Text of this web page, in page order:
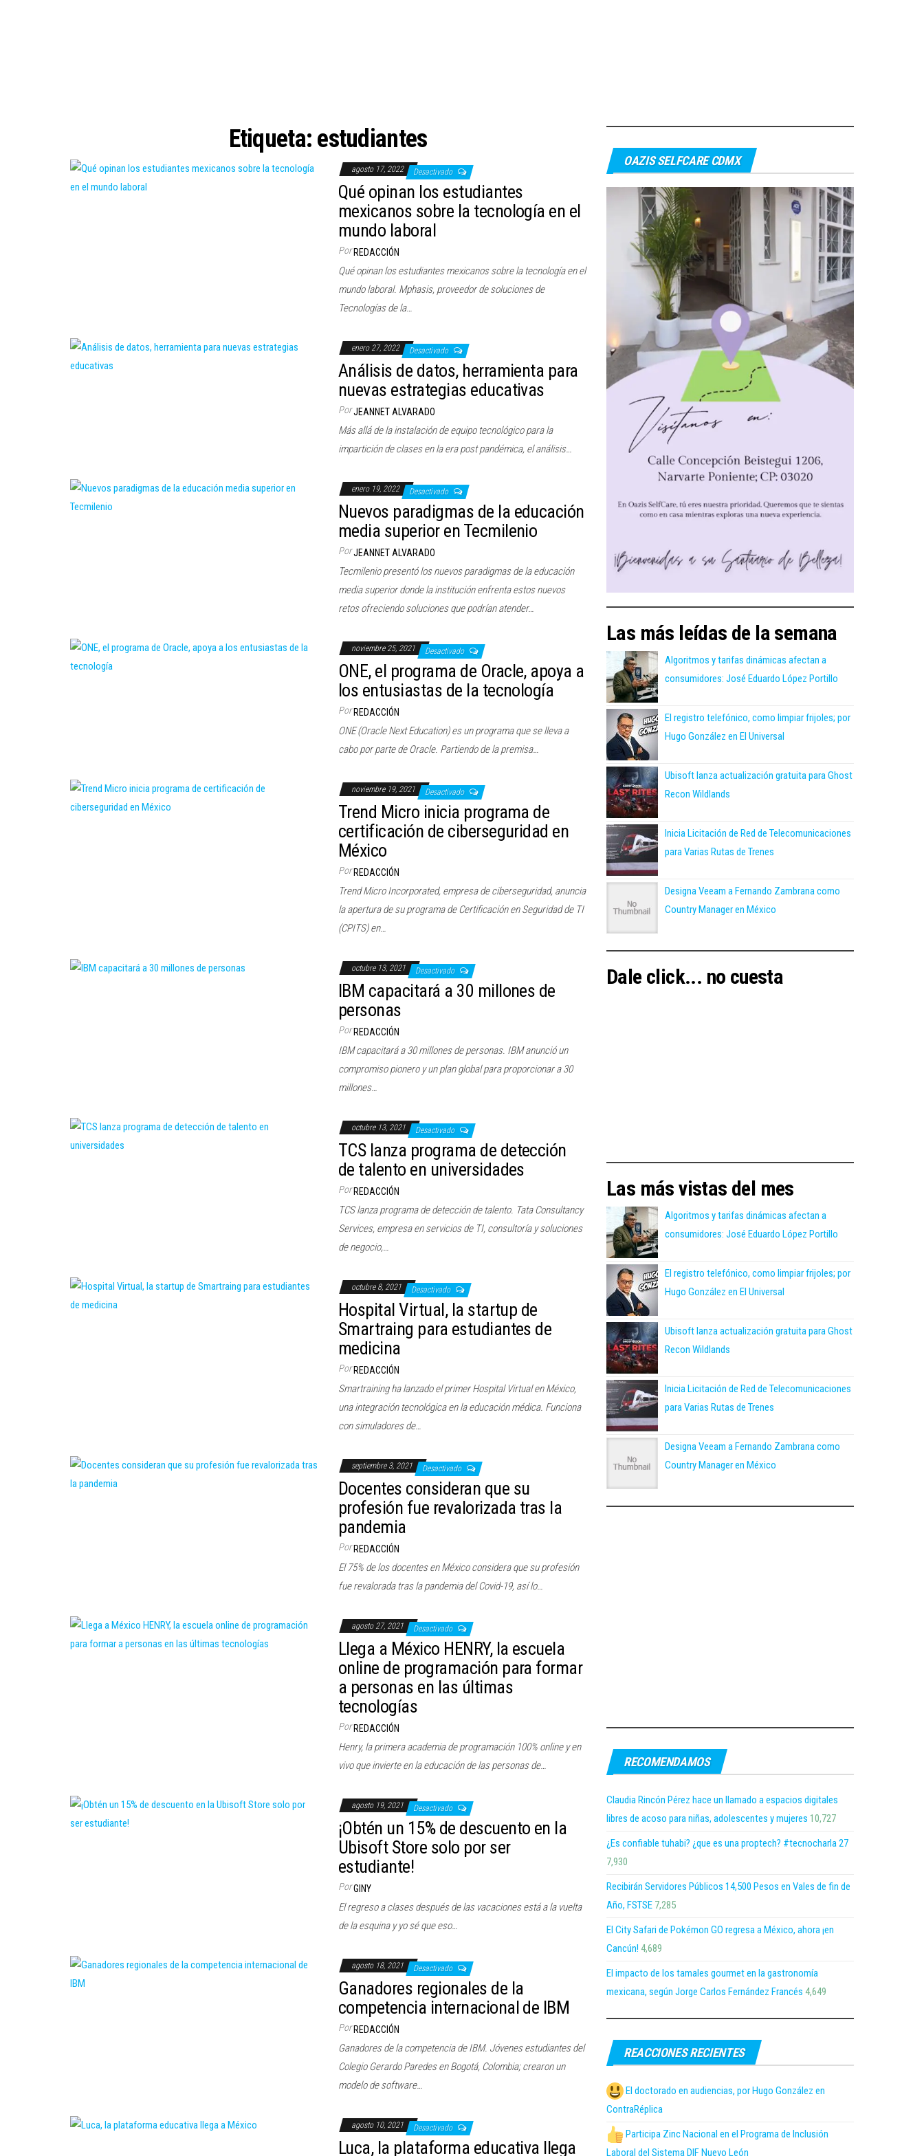
Etiqueta: estudiantes
agosto 17, 2022 Desactivado
Qué opinan los estudiantes
mexicanos sobre la tecnología en el
mundo laboral
Por REDACCIÓN
Qué opinan los estudiantes mexicanos sobre la tecnología en el
mundo laboral. Mphasis, proveedor de soluciones de
Tecnologías de la…
enero 27, 2022 Desactivado
Análisis de datos, herramienta para
nuevas estrategias educativas
PorJEANNET ALVARADO
Más allá de la instalación de equipo tecnológico para la
impartición de clases en la era post pandémica, el análisis…
enero 19, 2022 Desactivado
Nuevos paradigmas de la educación
media superior en Tecmilenio
PorJEANNET ALVARADO
Tecmilenio presentó los nuevos paradigmas de la educación
media superior donde la institución enfrenta estos nuevos
retos ofreciendo soluciones que podrían atender…
noviembre 25, 2021 Desactivado
ONE, el programa de Oracle, apoya a
los entusiastas de la tecnología
Por REDACCIÓN
ONE (Oracle Next Education) es un programa que se lleva a
cabo por parte de Oracle. Partiendo de la premisa…
noviembre 19, 2021 Desactivado
Trend Micro inicia programa de
certificación de ciberseguridad en
México
Por REDACCIÓN
Trend Micro Incorporated, empresa de ciberseguridad, anuncia
la apertura de su programa de Certificación en Seguridad de TI
(CPITS) en…
octubre 13, 2021 Desactivado
IBM capacitará a 30 millones de
personas
Por REDACCIÓN
IBM capacitará a 30 millones de personas. IBM anunció un
compromiso pionero y un plan global para proporcionar a 30
millones…
octubre 13, 2021 Desactivado
TCS lanza programa de detección
de talento en universidades
Por REDACCIÓN
TCS lanza programa de detección de talento. Tata Consultancy
Services, empresa en servicios de TI, consultoría y soluciones
de negocio,…
octubre 8, 2021 Desactivado
Hospital Virtual, la startup de
Smartraing para estudiantes de
medicina
Por REDACCIÓN
Smartraining ha lanzado el primer Hospital Virtual en México,
una integración tecnológica en la educación médica. Funciona
con simuladores de…
septiembre 3, 2021 Desactivado
Docentes consideran que su
profesión fue revalorizada tras la
pandemia
Por REDACCIÓN
El 75% de los docentes en México considera que su profesión
fue revalorada tras la pandemia del Covid-19, así lo…
agosto 27, 2021 Desactivado
Llega a México HENRY, la escuela
online de programación para formar
a personas en las últimas
tecnologías
Por REDACCIÓN
Henry, la primera academia de programación 100% online y en
vivo que invierte en la educación de las personas de…
agosto 19, 2021 Desactivado
¡Obtén un 15% de descuento en la
Ubisoft Store solo por ser
estudiante!
PorGINY
El regreso a clases después de las vacaciones está a la vuelta
de la esquina y yo sé que eso…
agosto 18, 2021 Desactivado
Ganadores regionales de la
competencia internacional de IBM
Por REDACCIÓN
Ganadores de la competencia de IBM. Jóvenes estudiantes del
Colegio Gerardo Paredes en Bogotá, Colombia; crearon un
modelo de software…
agosto 10, 2021 Desactivado
Luca, la plataforma educativa llega
OAZIS SELFCARE CDMX
Las más leídas de la semana
Algoritmos y tarifas dinámicas afectan a
consumidores: José Eduardo López Portillo
El registro telefónico, como limpiar frijoles; por
Hugo González en El Universal
Ubisoft lanza actualización gratuita para Ghost
Recon Wildlands
Inicia Licitación de Red de Telecomunicaciones
para Varias Rutas de Trenes
Designa Veeam a Fernando Zambrana como
Country Manager en México
Dale click... no cuesta
Las más vistas del mes
Algoritmos y tarifas dinámicas afectan a
consumidores: José Eduardo López Portillo
El registro telefónico, como limpiar frijoles; por
Hugo González en El Universal
Ubisoft lanza actualización gratuita para Ghost
Recon Wildlands
Inicia Licitación de Red de Telecomunicaciones
para Varias Rutas de Trenes
Designa Veeam a Fernando Zambrana como
Country Manager en México
RECOMENDAMOS
Claudia Rincón Pérez hace un llamado a espacios digitales
libres de acoso para niñas, adolescentes y mujeres 10,727
¿Es confiable tuhabi? ¿que es una proptech? #tecnocharla 27
7,930
Recibirán Servidores Públicos 14,500 Pesos en Vales de fin de
Año, FSTSE 7,285
El City Safari de Pokémon GO regresa a México, ahora ¡en
Cancún! 4,689
El impacto de los tamales gourmet en la gastronomía
mexicana, según Jorge Carlos Fernández Francés 4,649
REACCIONES RECIENTES
El doctorado en audiencias, por Hugo González en
ContraRéplica
Participa Zinc Nacional en el Programa de Inclusión
Laboral del Sistema DIF Nuevo León